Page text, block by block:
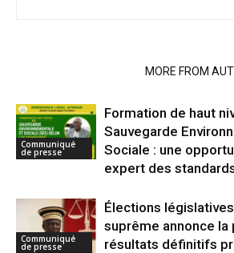
MORE FROM
Communiqué
de presse
Formation de haut
Sauvegarde
Sociale : une
expert des
Communiqué
de presse
Élections
suprême annonce
résultats définitifs